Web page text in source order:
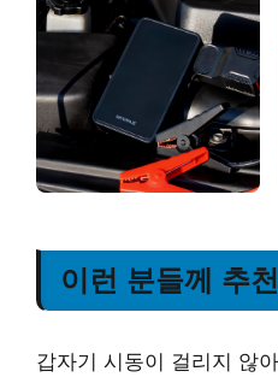
이런 분들께 추
갑자기 시동이 걸리지 않